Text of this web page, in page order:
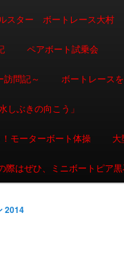
スター ボートレース大村
ペアボート試乗会
問記～ ボートレース
しぶきの向こう」
モーターボート体操
際はぜひ、ミニボートピア
2014